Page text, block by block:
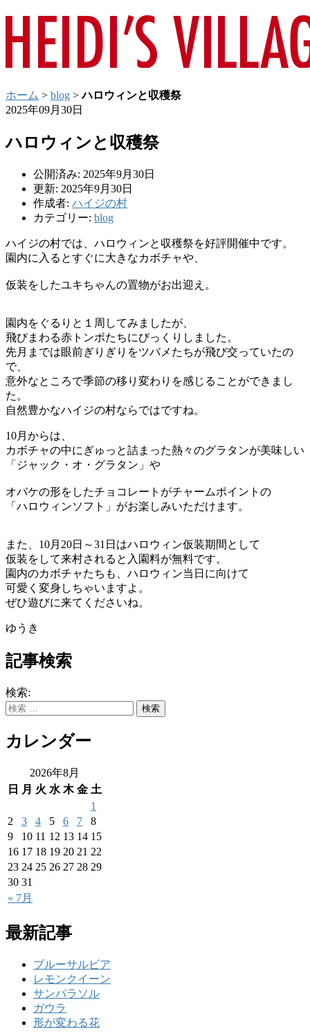
ホーム > blog >ハロウィンと収穫祭
2025年09月30日
ハロウィンと収穫祭
公開済み: 2025年9月30日
更新: 2025年9月30日
作成者: ハイジの村
カテゴリー: blog
ハイジの村では、ハロウィンと収穫祭を好評開催中です。
園内に入るとすぐに大きなカボチャや、
仮装をしたユキちゃんの置物がお出迎え。
園内をぐるりと１周してみましたが、
飛びまわる赤トンボたちにびっくりしました。
先月までは眼前ぎりぎりをツバメたちが飛び交っていたの
で、
意外なところで季節の移り変わりを感じることができまし
た。
自然豊かなハイジの村ならではですね。
10月からは、
カボチャの中にぎゅっと詰まった熱々のグラタンが美味しい
「ジャック・オ・グラタン」や
オバケの形をしたチョコレートがチャームポイントの
「ハロウィンソフト」がお楽しみいただけます。
また、10月20日～31日はハロウィン仮装期間として
仮装をして来村されると入園料が無料です。
園内のカボチャたちも、ハロウィン当日に向けて
可愛く変身しちゃいますよ。
ぜひ遊びに来てくださいね。
ゆうき
記事検索
検索:
カレンダー
2026年8月
日
月 火 水 木 金 土
« 7月
1
2
3 4 5 6 7
8
9
10 11 12 13 14 15
16 17 18 19 20 21 22
23 24 25 26 27 28 29
30 31
最新記事
ブルーサルビア
レモンクイーン
サンパラソル
ガウラ
形が変わる花